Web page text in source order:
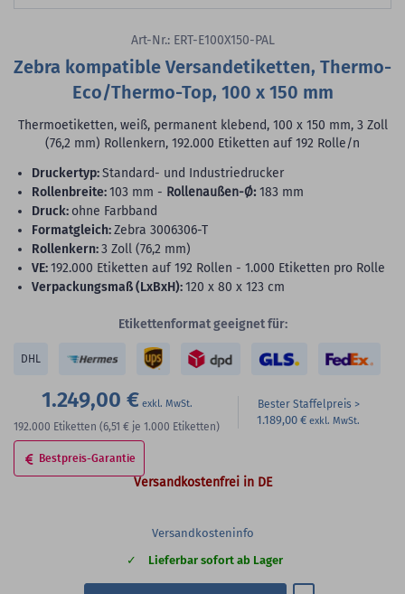
Art-Nr.: ERT-E100X150-PAL
Zebra kompatible Versandetiketten, Thermo-
Eco/Thermo-Top, 100 x 150 mm
Thermoetiketten, weiß, permanent klebend, 100 x 150 mm, 3 Zoll
(76,2 mm) Rollenkern, 192.000 Etiketten auf 192 Rolle/n
Druckertyp:Standard- und Industriedrucker
Rollenbreite:103 mm - Rollenaußen-Ø: 183 mm
Druck: ohne Farbband
Formatgleich:Zebra 3006306-T
Rollenkern:3 Zoll (76,2 mm)
VE:192.000 Etiketten auf 192 Rollen - 1.000 Etiketten pro Rolle
Verpackungsmaß (LxBxH):120 x 80 x 123 cm
Etikettenformat geeignet für:
DHL
1.249,00 €
192.000 Etiketten (6,51 € je 1.000 Etiketten)
Bester Staffelpreis
1.189,00 €
Bestpreis-Garantie
Versandkostenfrei in DE
Versandkosteninfo
Lieferbar sofort ab Lager